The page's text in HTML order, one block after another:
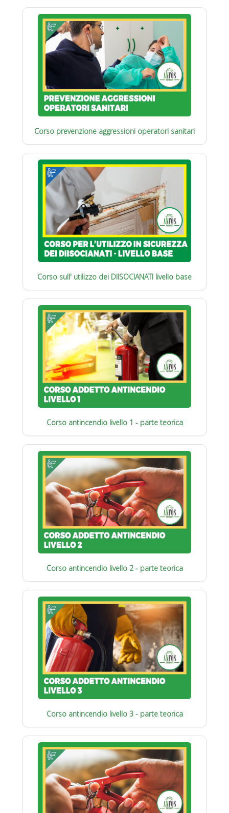
Corso prevenzione aggressioni operatori sanitari
Corso sull' utilizzo dei DIISOCIANATI livello base
Corso antincendio livello 1 - parte teorica
Corso antincendio livello 2 - parte teorica
Corso antincendio livello 3 - parte teorica